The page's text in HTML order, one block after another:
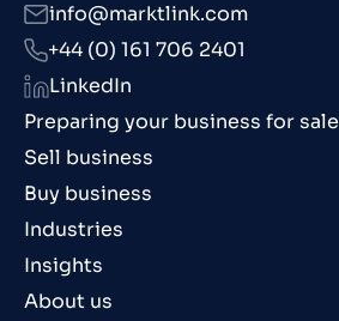
Preparing your business for sale
Sell business
Buy business
Industries
Insights
About us
info@marktlink.com
+44 (0) 161 706 2401
LinkedIn